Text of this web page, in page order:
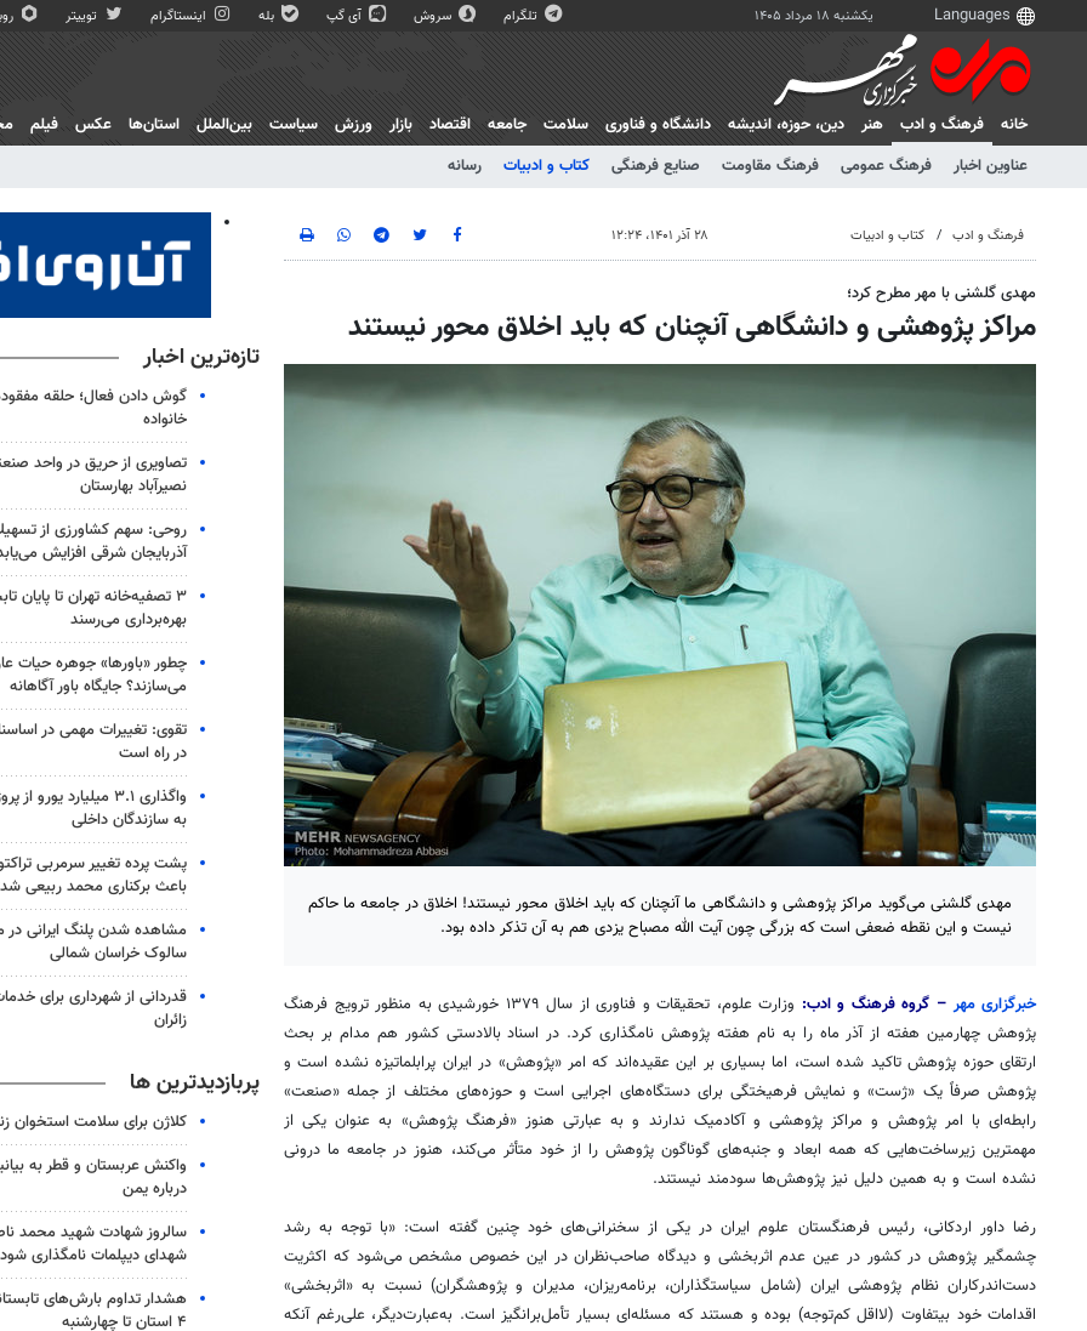
یکشنبه ۱۸ مرداد ۱۴۰۵ تلگرام سروش آی گپ بله اینستاگرام توییتر
خانه
فرهنگ و ادب
عناوین اخبار
فرهنگ عمومی فرهنگ مقاومت صنایع فرهنگی کتاب و ادبیات رسانه
هنر دين، حوزه، انديشه دانشگاه و فناوری سلامت جامعه اقتصاد بازار ورزش سیاست بین‌الملل استان‌ها عکس فیلم
فرهنگ و ادب کتاب و ادبیات ۲۸ آذر ۱۴۰۱، ۱۲:۲۴
مهدی گلشنی با مهر مطرح کرد؛
مراکز پژوهشی و دانشگاهی آنچنان که باید اخلاق محور نیستند
مهدی گلشنی می‌گوید مراکز پژوهشی و دانشگاهی ما آنچنان که باید اخلاق محور نیستند! اخلاق در جامعه ما حاکم
نیست و این نقطه ضعفی است که بزرگی چون آیت الله مصباح یزدی هم به آن تذکر داده بود.
خبرگزاری مهر– گروه فرهنگ و ادب:
وزارت علوم، تحقیقات و فناوری از سال ۱۳۷۹ خورشیدی به منظور ترویج فرهنگ
پژوهش چهارمین هفته از آذر ماه را به نام هفته پژوهش نامگذاری کرد. در اسناد بالادستی کشور هم مدام بر بحث
ارتقای حوزه پژوهش تاکید شده است، اما بسیاری بر این عقیده‌اند که امر «پژوهش» در ایران پرابلماتیزه نشده است و
پژوهش صرفاً یک «ژست» و نمایش فرهیختگی برای دستگاه‌های اجرایی است و حوزه‌های مختلف از جمله «صنعت»
رابطه‌ای با امر پژوهش و مراکز پژوهشی و آکادمیک ندارند و به عبارتی هنوز «فرهنگ پژوهش» به عنوان یکی از
مهمترین زیرساخت‌هایی که همه ابعاد و جنبه‌های گوناگون پژوهش را از خود متأثر می‌کند، هنوز در جامعه ما درونی
نشده است و به همین دلیل نیز پژوهش‌ها سودمند نیستند.
رضا داور اردکانی، رئیس فرهنگستان علوم ایران در یکی از سخنرانی‌های خود چنین گفته است: «با توجه به رشد
چشمگیر پژوهش در کشور در عین عدم اثربخشی و دیدگاه صاحب‌نظران در این خصوص مشخص می‌شود که اکثریت
دست‌اندرکاران نظام پژوهشی ایران (شامل سیاست‎گذاران، برنامه‌ریزان، مدیران و پژوهشگران) نسبت به «اثربخشی»
اقدامات خود بی‎تفاوت (لااقل کم‌توجه) بوده‎ و هستند که مسئله‌‎ای بسیار تأمل‌برانگیز است. به‌عبارت‌دیگر، علی‌رغم آنکه
تازه‌ترین اخبار
گوش دادن فعال؛ حلقه مفقوده
خانواده
تصاویری از حریق در واحد
نصیرآباد بهارستان
آذربایجان شرقی افزایش
۳ ﺗﺼﻔﻴﻪ‌ﺧﺎﻧﻪ‌ تهران تا پایان
بهره‌برداری می‌رسند
چطور «باورها» جوهره حیات
می‌سازند؟ جایگاه باور آگاهانه
تقوی: تغییرات مهمی در
در راه است
واگذاری ۳.۱ میلیارد
به سازندگان داخلی
پشت پرده تغییر سرمربی
باعث برکناری محمد ربیعی
مشاهده شدن پلنگ ایرانی در
سالوک خراسان شمالی
قدردانی از شهرداری برای
زائران
پربازدیدترین ها
کلاژن برای سلامت استخوان
واکنش عربستان و قطر به
درباره یمن
سالروز شهادت شهید محمد
شهدای دیپلمات نامگذاری شود
هشدار تداوم بارش‌های
۴ استان تا چهارشنبه